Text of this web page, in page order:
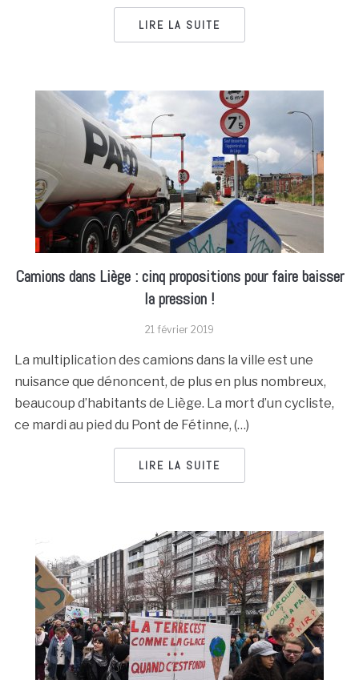
LIRE LA SUITE
Camions dans Liège : cinq propositions pour faire baisser
la pression !
21 février 2019
La multiplication des camions dans la ville est une
nuisance que dénoncent, de plus en plus nombreux,
beaucoup d’habitants de Liège. La mort d’un cycliste,
ce mardi au pied du Pont de Fétinne, (…)
LIRE LA SUITE